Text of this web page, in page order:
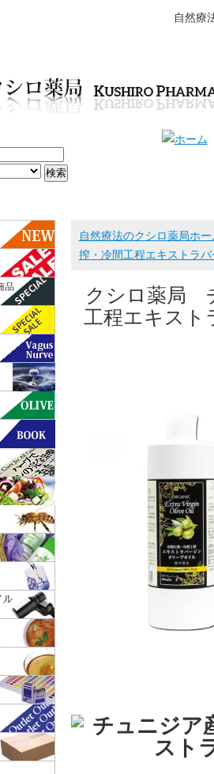
自然療
自然療法のクシロ薬局ホー
搾・冷間工程エキストラ
クシロ薬局
工程エキス